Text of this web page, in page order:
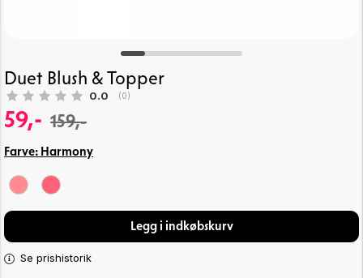
Duet Blush & Topper
Gennemsnitlig vurdering:
0.0 (stemmer:
0)
59,- 159,-
Farve: Harmony
Legg i indkøbskurv
Se prishistorik